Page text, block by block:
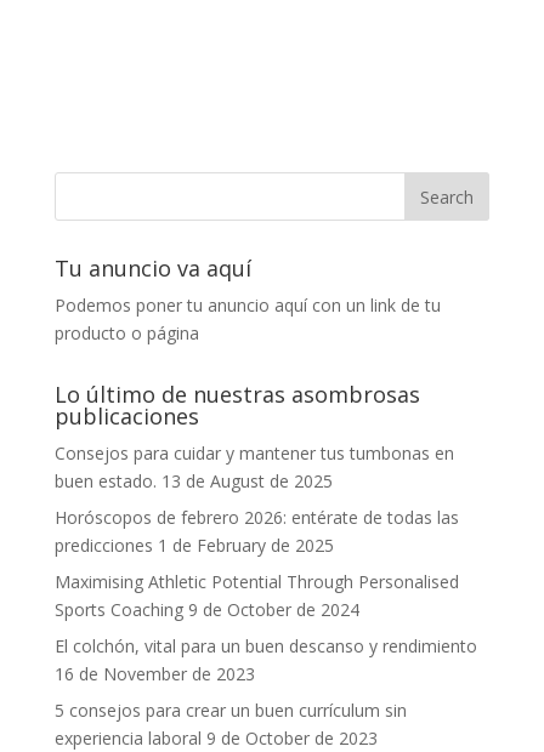
Tu anuncio va aquí
Podemos poner tu anuncio aquí con un link de tu
producto o página
Lo último de nuestras asombrosas
publicaciones
Consejos para cuidar y mantener tus tumbonas en
buen estado. 13 de August de 2025
Horóscopos de febrero 2026: entérate de todas las
predicciones 1 de February de 2025
Maximising Athletic Potential Through Personalised
Sports Coaching 9 de October de 2024
El colchón, vital para un buen descanso y rendimiento
16 de November de 2023
5 consejos para crear un buen currículum sin
experiencia laboral 9 de October de 2023